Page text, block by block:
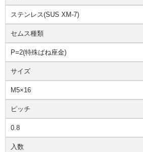
ステンレス(SUS XM-7)
セムス種類
P=2(特殊ばね座金)
サイズ
M5×16
ピッチ
0.8
入数